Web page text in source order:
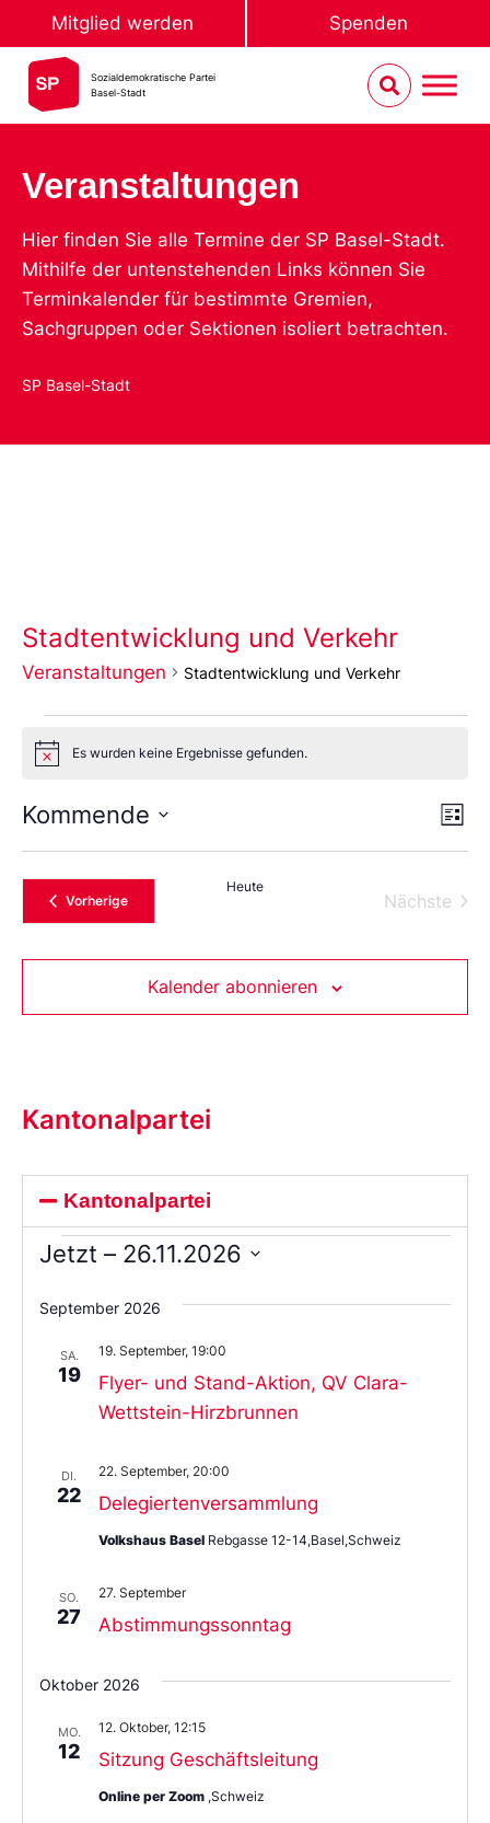
Mitglied werden Spenden
Sozialdemokratische Partei
Basel-Stadt
Veranstaltungen
Hier finden Sie alle Termine der SP Basel-Stadt.
Mithilfe der untenstehenden Links können Sie
Terminkalender für bestimmte Gremien,
Sachgruppen oder Sektionen isoliert betrachten.
SP Basel-Stadt
Stadtentwicklung und Verkehr
Veranstaltungen Stadtentwicklung und Verkehr
NoticeEs wurden keine Ergebnisse gefunden.
Liste
Kommende
Sie
das
Datum
aus.
VorherigeVeranstaltungen
Heute
Nächste
Kalender abonnieren
Kantonalpartei
Kantonalpartei
Jetzt – 26.11.2026
Sie
das
aus.
September 2026
SA.
19
Flyer- und Stand-Aktion, QV Clara-
Wettstein-Hirzbrunnen
19. September, 19:00
DI.
22 Delegiertenversammlung
22. September, 20:00
Volkshaus Basel Rebgasse 12-14,Basel,Schweiz
SO.
27 Abstimmungssonntag
27. September
Oktober 2026
MO.
12 Sitzung Geschäftsleitung
12. Oktober, 12:15
Online per Zoom ,Schweiz